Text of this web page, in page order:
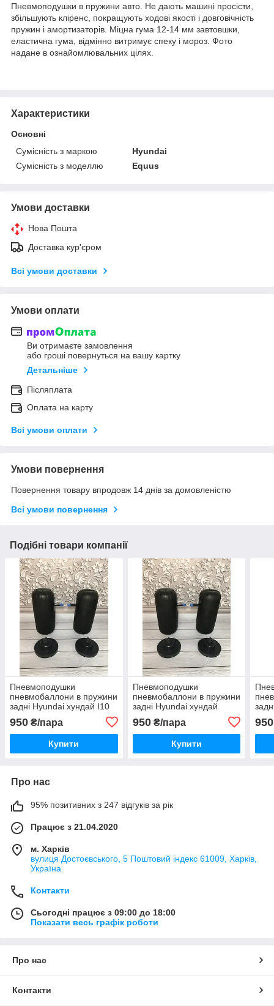
Пневмоподушки в пружини авто. Не дають машині просісти,
збільшують кліренс, покращують ходові якості і довговічність
пружин і амортизаторів. Міцна гума 12-14 мм завтовшки,
еластична гума, відмінно витримує спеку і мороз. Фото
надане в ознайомлювальних цілях.
Характеристики
Основні
Сумісність з маркою
Hyundai
Сумісність з моделлю
Equus
Умови доставки
Нова Пошта
Доставка кур'єром
Всі умови доставки
Умови оплати
Ви отримаєте замовлення
або гроші повернуться на вашу картку
Детальніше
Післяплата
Оплата на карту
Всі умови оплати
Умови повернення
Повернення товару впродовж 14 днів за домовленістю
Всі умови повернення
Подібні товари компанії
Пневмоподушки
пневмобаллони в пружини
задні Hyundai хундай I10
950 ₴/пара
Купити
Пневмоподушки
пневмобаллони в пружини
задні Hyundai хундай
950₴/пара
Купити
950
Про нас
95% позитивних з 247 відгуків за рік
Працює з 21.04.2020
м. Харків
вулиця Достоєвського, 5 Поштовий індекс 61009, Харків,
Україна
Контакти
Сьогодні працює з 09:00 до 18:00
Показати весь графік роботи
Про нас
Контакти